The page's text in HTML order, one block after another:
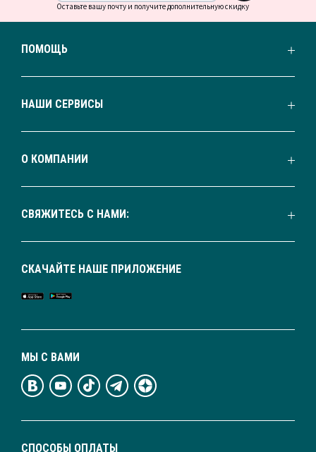
Оставьте вашу почту и получите дополнительную скидку
ПОМОЩЬ
НАШИ СЕРВИСЫ
О КОМПАНИИ
СВЯЖИТЕСЬ С НАМИ:
СПОСОБЫ ОПЛАТЫ
МЫ С ВАМИ
СКАЧАЙТЕ НАШЕ ПРИЛОЖЕНИЕ